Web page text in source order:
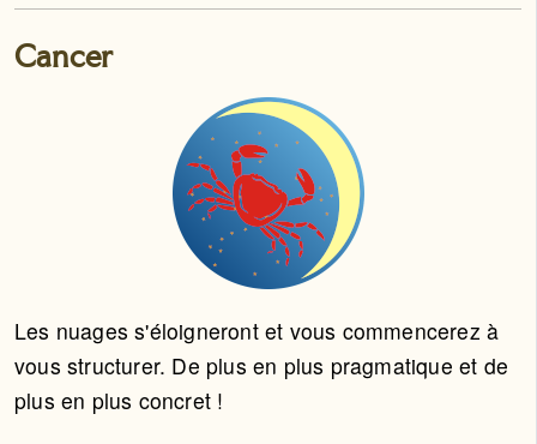
Cancer
Les nuages s'éloigneront et vous commencerez à
vous structurer. De plus en plus pragmatique et de
plus en plus concret !